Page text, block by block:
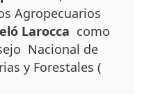
Agropecuarios
Larocca como
Nacional de
y Forestales (